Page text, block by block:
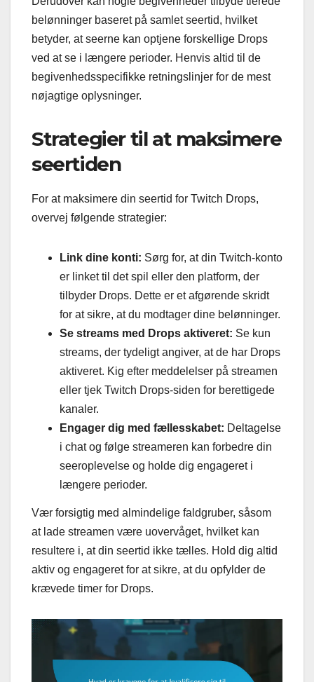
belønninger baseret på samlet seertid, hvilket
betyder, at seerne kan optjene forskellige Drops
ved at se i længere perioder. Henvis altid til de
begivenhedsspecifikke retningslinjer for de mest
nøjagtige oplysninger.
Strategier til at maksimere
seertiden
For at maksimere din seertid for Twitch Drops,
overvej følgende strategier:
Link dine konti: Sørg for, at din Twitch-konto
er linket til det spil eller den platform, der
tilbyder Drops. Dette er et afgørende skridt
for at sikre, at du modtager dine belønninger.
Se streams med Drops aktiveret: Se kun
streams, der tydeligt angiver, at de har Drops
aktiveret. Kig efter meddelelser på streamen
eller tjek Twitch Drops-siden for berettigede
kanaler.
Engager dig med fællesskabet: Deltagelse
i chat og følge streameren kan forbedre din
seeroplevelse og holde dig engageret i
længere perioder.
Vær forsigtig med almindelige faldgruber, såsom
at lade streamen være uovervåget, hvilket kan
resultere i, at din seertid ikke tælles. Hold dig altid
aktiv og engageret for at sikre, at du opfylder de
krævede timer for Drops.